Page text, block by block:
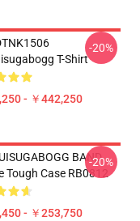
T-Shirt
- ￥442,250
-20%
BAND
Tough Case RB0812
- ￥253,750
-20%